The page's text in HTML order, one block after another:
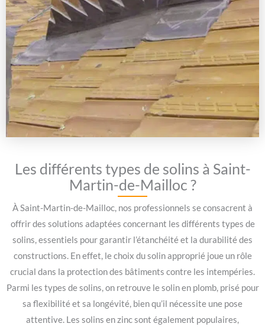
Les différents types de solins à Saint-
Martin-de-Mailloc ?
À Saint-Martin-de-Mailloc, nos professionnels se consacrent à
offrir des solutions adaptées concernant les différents types de
solins, essentiels pour garantir l’étanchéité et la durabilité des
constructions. En effet, le choix du solin approprié joue un rôle
crucial dans la protection des bâtiments contre les intempéries.
Parmi les types de solins, on retrouve le solin en plomb, prisé pour
sa flexibilité et sa longévité, bien qu’il nécessite une pose
attentive. Les solins en zinc sont également populaires,